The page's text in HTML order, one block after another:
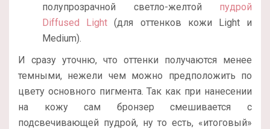
полупрозрачной светло-желтой пудрой
Diffused Light (для оттенков кожи Light и
Medium).
И сразу уточню, что оттенки получаются менее
темными, нежели чем можно предположить по
цвету основного пигмента. Так как при нанесении
на кожу сам бронзер смешивается с
подсвечивающей пудрой, ну то есть, «итоговый»